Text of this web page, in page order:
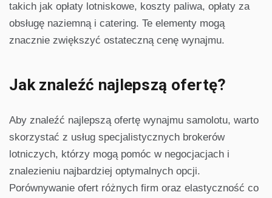
takich jak opłaty lotniskowe, koszty paliwa, opłaty za
obsługę naziemną i catering. Te elementy mogą
znacznie zwiększyć ostateczną cenę wynajmu.
Jak znaleźć najlepszą ofertę?
Aby znaleźć najlepszą ofertę wynajmu samolotu, warto
skorzystać z usług specjalistycznych brokerów
lotniczych, którzy mogą pomóc w negocjacjach i
znalezieniu najbardziej optymalnych opcji.
Porównywanie ofert różnych firm oraz elastyczność co